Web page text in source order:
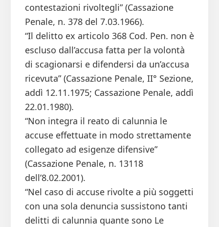
contestazioni rivoltegli” (Cassazione
Penale, n. 378 del 7.03.1966).
“Il delitto ex articolo 368 Cod. Pen. non è
escluso dall’accusa fatta per la volontà
di scagionarsi e difendersi da un’accusa
ricevuta” (Cassazione Penale, II° Sezione,
addì 12.11.1975; Cassazione Penale, addì
22.01.1980).
“Non integra il reato di calunnia le
accuse effettuate in modo strettamente
collegato ad esigenze difensive”
(Cassazione Penale, n. 13118
dell’8.02.2001).
“Nel caso di accuse rivolte a più soggetti
con una sola denuncia sussistono tanti
delitti di calunnia quante sono Le